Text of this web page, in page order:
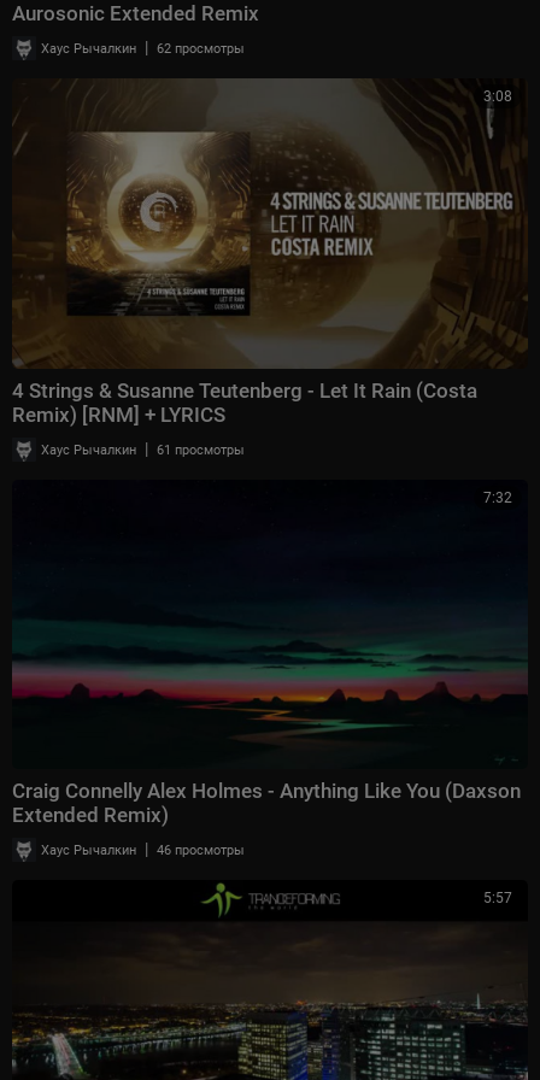
Aurosonic Extended Remix
Хаус Рычалкин | 62 просмотры
3:08
4 Strings & Susanne Teutenberg - Let It Rain (Costa
Remix) [RNM] + LYRICS
Хаус Рычалкин | 61 просмотры
7:32
Craig Connelly Alex Holmes - Anything Like You (Daxson
Extended Remix)
Хаус Рычалкин | 46 просмотры
5:57